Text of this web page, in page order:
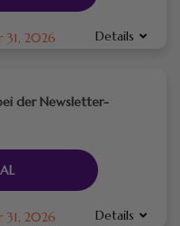
31, 2026 Details
der Newsletter-
31, 2026 Details